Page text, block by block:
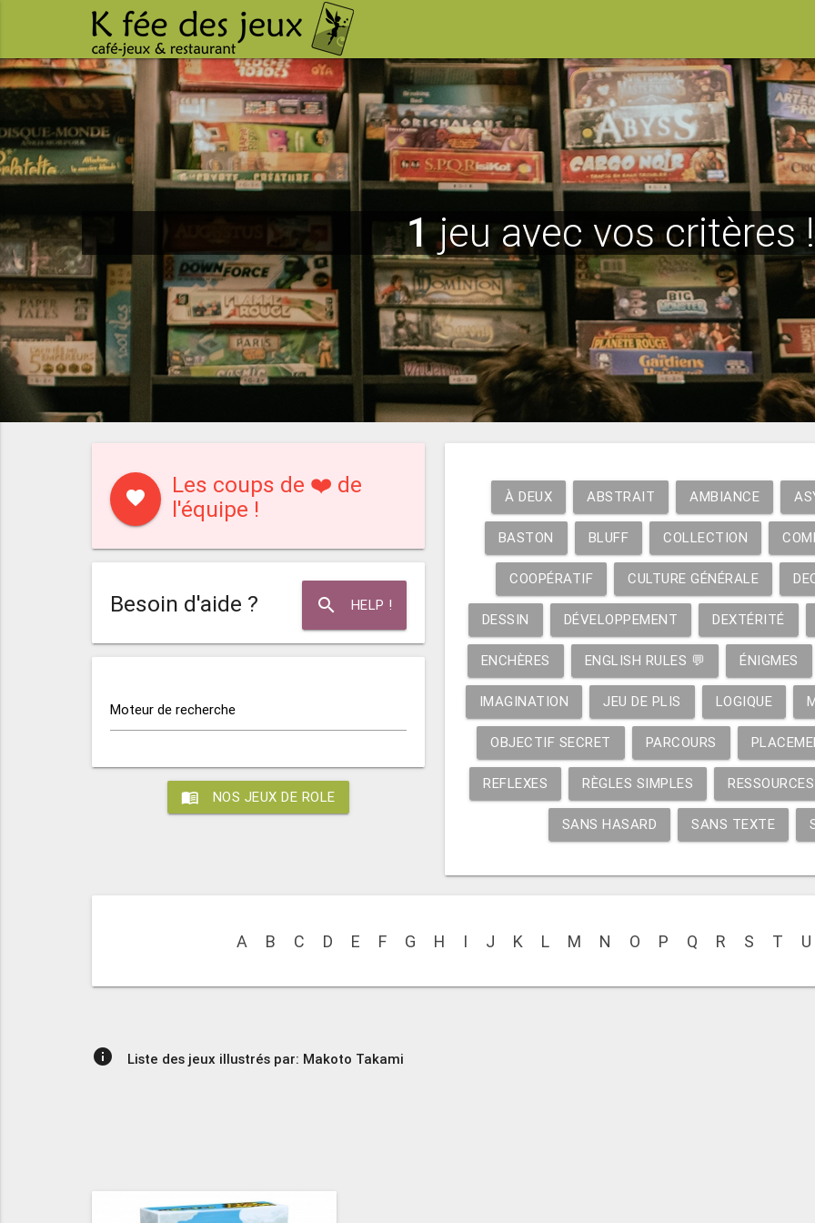
1jeu avec vos critères !
favorite
Les coups de ❤️ de
l'équipe !
search HELP !
Besoin d'aide ?
Moteur de recherche
menu_book NOS JEUX DE ROLE
À DEUX ABSTRAIT AMBIANCE
BASTON BLUFF COLLECTION
COOPÉRATIF CULTURE GÉNÉRALE
DESSIN DÉVELOPPEMENT DEXTÉRITÉ
ENCHÈRES ENGLISH RULES 💬 ÉNIGMES
IMAGINATION JEU DE PLIS LOGIQUE
OBJECTIF SECRET PARCOURS
REFLEXES RÈGLES SIMPLES RESSOURCES
SANS HASARD SANS TEXTE
A B C D E F G H I J K L M N O P Q R S T U
info Liste des jeux illustrés par: Makoto Takami